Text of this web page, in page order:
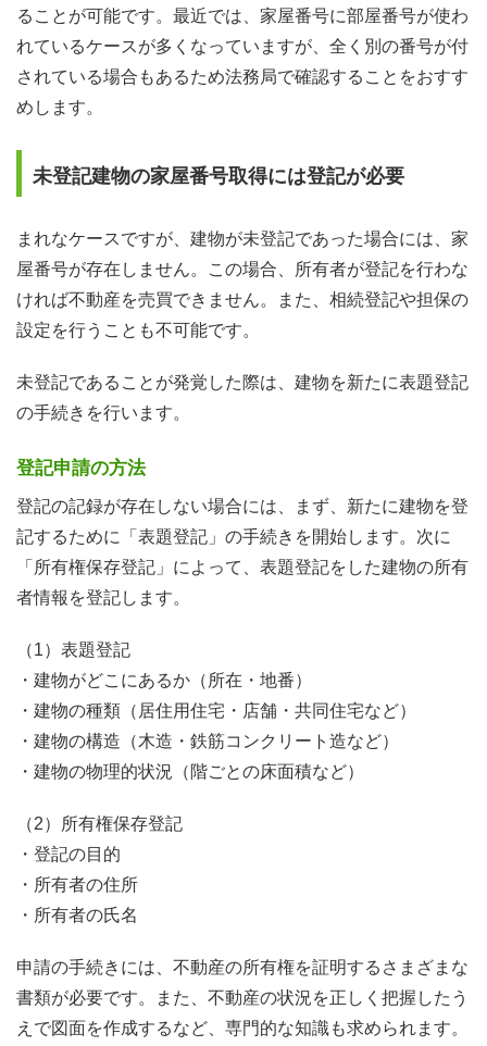
ることが可能です。最近では、家屋番号に部屋番号が使わ
れているケースが多くなっていますが、全く別の番号が付
されている場合もあるため法務局で確認することをおすす
めします。
未登記建物の家屋番号取得には登記が必要
まれなケースですが、建物が未登記であった場合には、家
屋番号が存在しません。この場合、所有者が登記を行わな
ければ不動産を売買できません。また、相続登記や担保の
設定を行うことも不可能です。
未登記であることが発覚した際は、建物を新たに表題登記
の手続きを行います。
登記申請の方法
登記の記録が存在しない場合には、まず、新たに建物を登
記するために「表題登記」の手続きを開始します。次に
「所有権保存登記」によって、表題登記をした建物の所有
者情報を登記します。
（1）表題登記
・建物がどこにあるか（所在・地番）
・建物の種類（居住用住宅・店舗・共同住宅など）
・建物の構造（木造・鉄筋コンクリート造など）
・建物の物理的状況（階ごとの床面積など）
（2）所有権保存登記
・登記の目的
・所有者の住所
・所有者の氏名
申請の手続きには、不動産の所有権を証明するさまざまな
書類が必要です。また、不動産の状況を正しく把握したう
えで図面を作成するなど、専門的な知識も求められます。